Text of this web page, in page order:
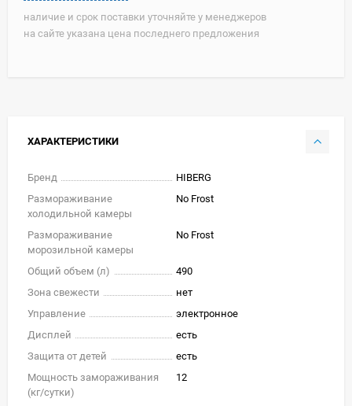
наличие и срок поставки уточняйте у менеджеров
на сайте указана цена последнего предложения
ХАРАКТЕРИСТИКИ
Бренд
HIBERG
Размораживание
холодильной камеры
No Frost
Размораживание
морозильной камеры
No Frost
Общий объем (л)
490
Зона свежести
нет
Управление
электронное
Дисплей
есть
Защита от детей
есть
Мощность замораживания
(кг/cутки)
12